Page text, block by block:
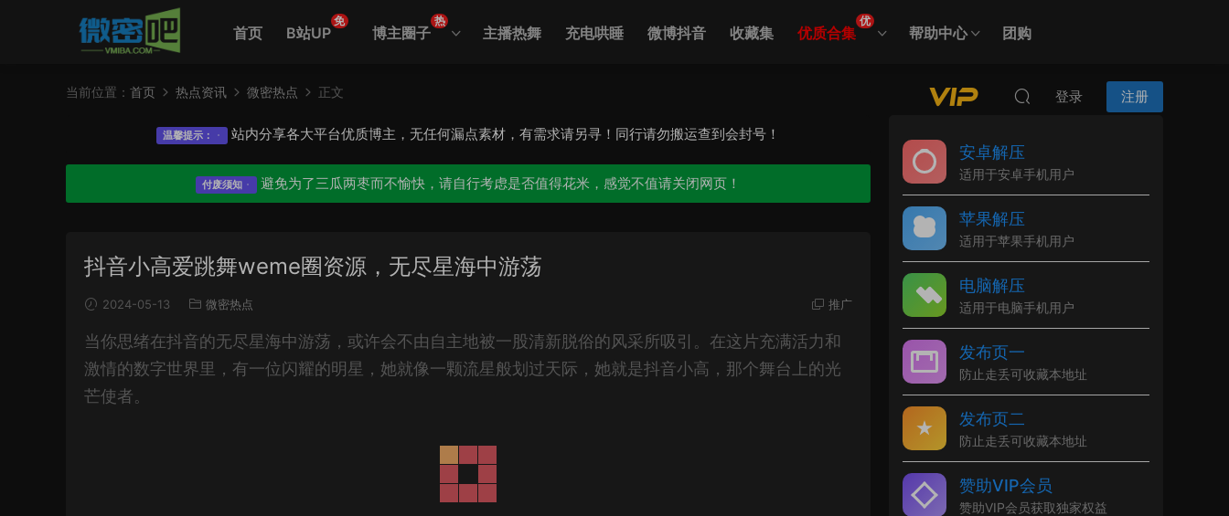
首页 B站UP
免
博主圈子
热
主播热舞 充电哄睡 微博抖音 收藏集 优质合集
优
帮助中心 团购
登录 注册
当前位置： 首页 热点资讯 微密热点 正文
温馨提示： 站内分享各大平台优质博主，无任何漏点素材，有需求请另寻！同行请勿搬运查到会封号！
付废须知 避免为了三瓜两枣而不愉快，请自行考虑是否值得花米，感觉不值请关闭网页！
抖音小高爱跳舞weme圈资源，无尽星海中游荡
2024-05-13 微密热点 推广
当你思绪在抖音的无尽星海中游荡，或许会不由自主地被一股清新脱俗的风采所吸引。在这片充满活力和
激情的数字世界里，有一位闪耀的明星，她就像一颗流星般划过天际，她就是抖音小高，那个舞台上的光
芒使者。
安卓解压
适用于安卓手机用户
苹果解压
适用于苹果手机用户
电脑解压
适用于电脑手机用户
发布页一
防止走丢可收藏本地址
发布页二
防止走丢可收藏本地址
赞助VIP会员
赞助VIP会员获取独家权益